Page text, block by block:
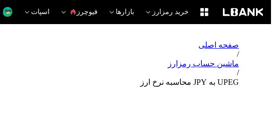
خرید رمزارز بازارها فیوچرز اسپات
صفحه اصلی
/
ماشین حساب رمزارز
/
UPEG به JPY محاسبه نرخ ارز